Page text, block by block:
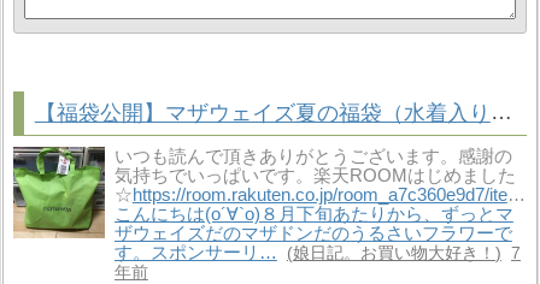
【福袋公開】マザウェイズ夏の福袋（水着入り）ネタバレ大公開☆女の子130cm
いつも読んで頂きありがとうございます。感謝の
気持ちでいっぱいです。楽天ROOMはじめました
☆https://room.rakuten.co.jp/room_a7c360e9d7/items
こんにちは(о´∀`о)８月下旬あたりから、ずっとマ
ザウェイズだのマザドンだのうるさいフラワーで
す。スポンサーリ…
娘日記。お買い物大好き！
7
年前